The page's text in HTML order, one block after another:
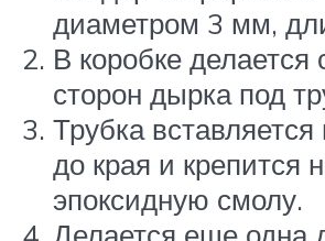
диаметром 3 мм,
В коробке делается
сторон дырка под
Трубка
до края и крепится
эпоксидную смолу.